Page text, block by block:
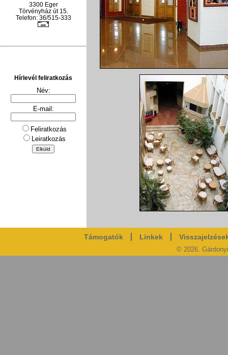
3300 Eger
Törvényház út 15.
Telefon: 36/515-333
Hírlevél feliratkozás
Név:
E-mail:
Feliratkozás
Leiratkozás
Támogatók Linkek
© 2026.